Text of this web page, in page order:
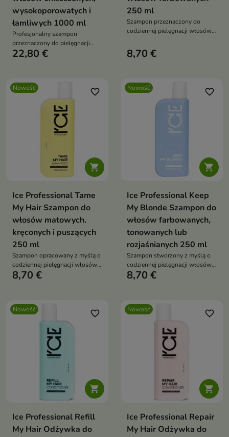
wysokoporowatych i
łamliwych 1000 ml
Profesjonalny szampon
przeznaczony do pielęgnacji
włosów osłabionych,
22,80 €
250 ml
Szampon przeznaczony do
codziennej pielęgnacji włosów
8,70 €
Nowość

favorite_border
Ice Professional Tame
My Hair Szampon do
włosów matowych.
kręconych i puszących
250 ml
Szampon opracowany z myślą o
codziennej pielęgnacji włosów
wymagających wygładzenia i
8,70 €
Nowość

favorite_border
Ice Professional Keep
My Blonde Szampon do
włosów farbowanych,
tonowanych lub
rozjaśnianych 250 ml
Szampon stworzony z myślą o
codziennej pielęgnacji włosów
blond – naturalnych,
8,70 €
Nowość

favorite_border
Ice Professional Refill
My Hair Odżywka do
Nowość

favorite_border
Ice Professional Repair
My Hair Odżywka do